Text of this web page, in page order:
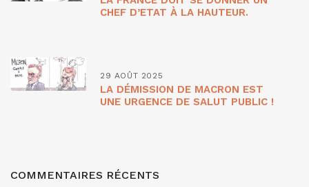
CHEF D’ETAT À LA HAUTEUR.
29 AOÛT 2025
LA DÉMISSION DE MACRON EST
UNE URGENCE DE SALUT PUBLIC !
COMMENTAIRES RÉCENTS